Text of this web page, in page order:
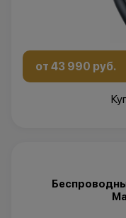
от 43 990 руб.